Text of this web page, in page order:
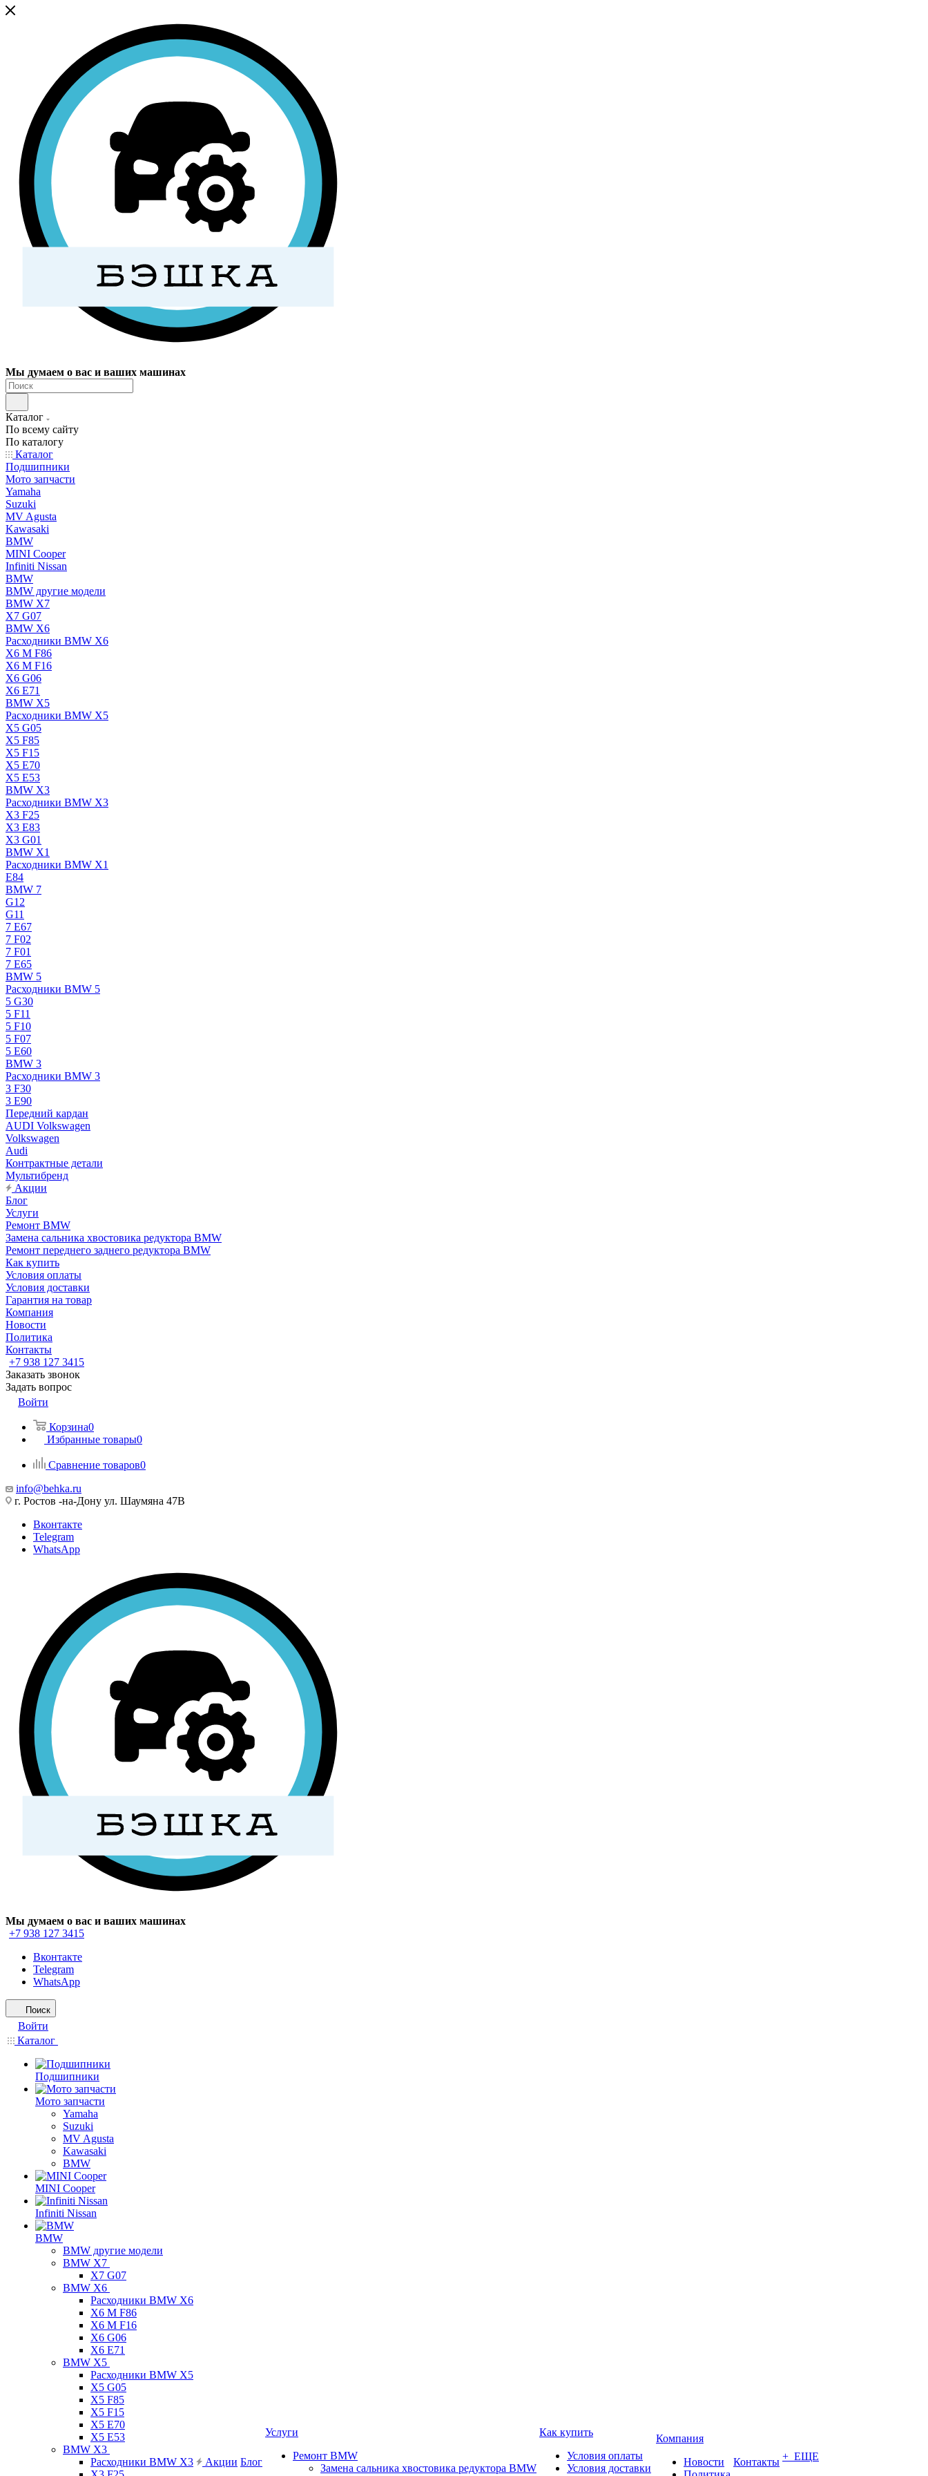
Мы думаем о вас и ваших машинах
Каталог
По всему сайту
По каталогу
Каталог
Подшипники
Мото запчасти
Yamaha
Suzuki
MV Agusta
Kawasaki
BMW
MINI Cooper
Infiniti Nissan
BMW
BMW другие модели
BMW X7
X7 G07
BMW X6
Расходники BMW X6
X6 M F86
X6 M F16
X6 G06
X6 E71
BMW X5
Расходники BMW X5
X5 G05
X5 F85
X5 F15
X5 E70
X5 E53
BMW X3
Расходники BMW X3
X3 F25
X3 E83
X3 G01
BMW X1
Расходники BMW X1
E84
BMW 7
G12
G11
7 Е67
7 F02
7 F01
7 E65
BMW 5
Расходники BMW 5
5 G30
5 F11
5 F10
5 F07
5 E60
BMW 3
Расходники BMW 3
3 F30
3 E90
Передний кардан
AUDI Volkswagen
Volkswagen
Audi
Контрактные детали
Мультибренд
Акции
Блог
Услуги
Ремонт BMW
Замена сальника хвостовика редуктора BMW
Ремонт переднего заднего редуктора BMW
Как купить
Условия оплаты
Условия доставки
Гарантия на товар
Компания
Новости
Политика
Контакты
+7 938 127 3415
Заказать звонок
Задать вопрос
Войти
Корзина0
Избранные товары0
Сравнение товаров0
info@behka.ru
г. Ростов -на-Дону ул. Шаумяна 47В
Вконтакте
Telegram
WhatsApp
Мы думаем о вас и ваших машинах
+7 938 127 3415
Вконтакте
Telegram
WhatsApp
Поиск
Войти
Каталог
Подшипники
Мото запчасти
Yamaha
Suzuki
MV Agusta
Kawasaki
BMW
MINI Cooper
Infiniti Nissan
BMW
BMW другие модели
BMW X7
X7 G07
BMW X6
Расходники BMW X6
X6 M F86
X6 M F16
X6 G06
X6 E71
BMW X5
Расходники BMW X5
X5 G05
X5 F85
X5 F15
X5 E70
X5 E53
BMW X3
Расходники BMW X3
Акции Блог
Услуги
Ремонт BMW
Замена сальника хвостовика редуктора BMW
Как купить
Условия оплаты
Условия доставки
Компания
Новости
Контакты + ЕЩЕ